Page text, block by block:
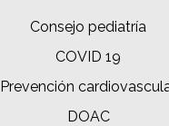
Consejo pediatría
COVID 19
Prevención
DOAC